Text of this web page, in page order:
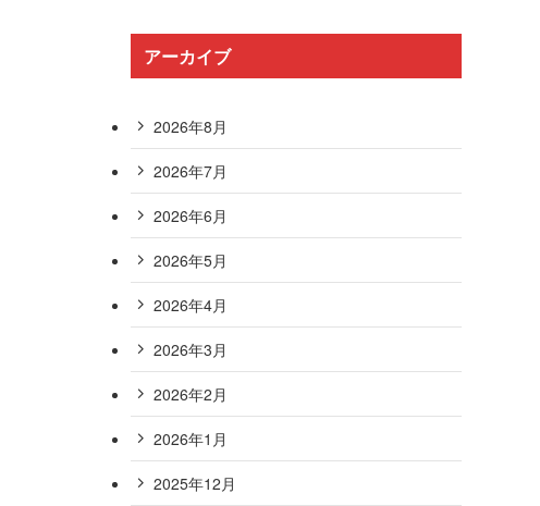
アーカイブ
2026年8月
2026年7月
2026年6月
2026年5月
2026年4月
2026年3月
2026年2月
2026年1月
2025年12月